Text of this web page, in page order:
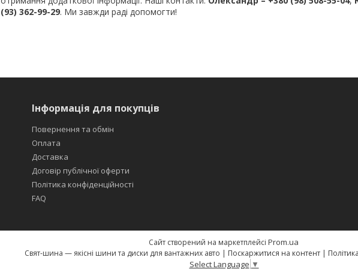
(93) 362-99-29. Ми завжди раді допомогти!
Інформація для покупців
Повернення та обмін
Оплата
Доставка
Договір публічної оферти
Політика конфіденційності
FAQ
Сайт створений на маркетплейсі Prom.ua
Свят-шина — якісні шини та диски для вантажних авто | Поскаржитися на контент |
Select Language ▼